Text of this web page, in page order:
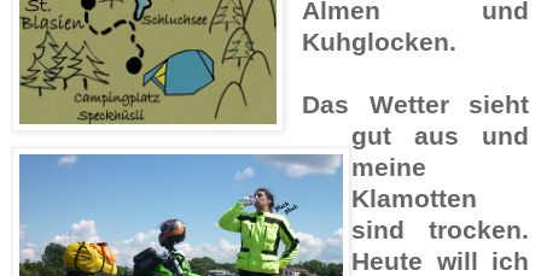
Almen und
Kuhglocken.
Das Wetter sieht
gut aus und
meine
Klamotten
sind trocken.
Heute will ich